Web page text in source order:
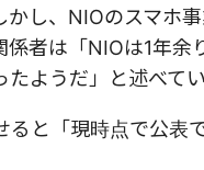
し、NIOのスマホ
者は「NIOは1年
ようだ」と述べてい
と「現時点で公表